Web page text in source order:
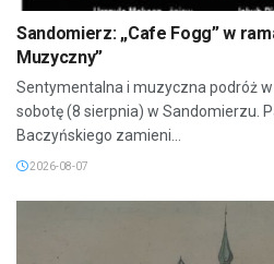
Sandomierz: „Cafe Fogg” w
Muzyczny”
Sentymentalna i muzyczna podróż
sobotę (8 sierpnia) w Sandomierzu.
Baczyńskiego zamieni...
2026-08-07